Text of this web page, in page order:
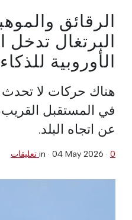
الرقائق
البرتغال تدخل
الأوروبية
هناك حركات لا تحدث
في المستقبل القريب،
عن اتجاه البلد.
in · 04 May 2026 · 0 تعليقات